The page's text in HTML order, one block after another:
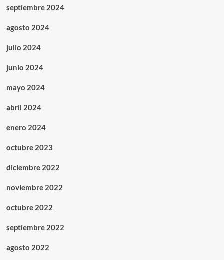
septiembre 2024
agosto 2024
julio 2024
junio 2024
mayo 2024
abril 2024
enero 2024
octubre 2023
diciembre 2022
noviembre 2022
octubre 2022
septiembre 2022
agosto 2022